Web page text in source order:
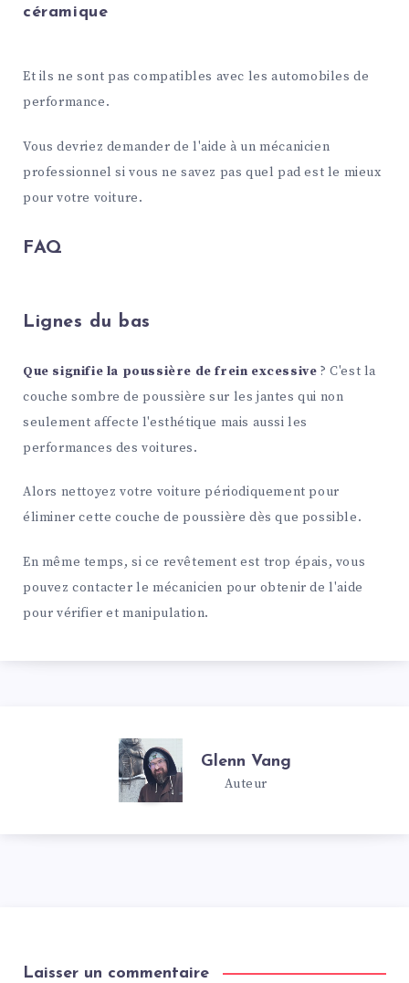
céramique
Et ils ne sont pas compatibles avec les automobiles de
performance.
Vous devriez demander de l'aide à un mécanicien
professionnel si vous ne savez pas quel pad est le mieux
pour votre voiture.
FAQ
Lignes du bas
Que signifie la poussière de frein excessive ? C'est la
couche sombre de poussière sur les jantes qui non
seulement affecte l'esthétique mais aussi les
performances des voitures.
Alors nettoyez votre voiture périodiquement pour
éliminer cette couche de poussière dès que possible.
En même temps, si ce revêtement est trop épais, vous
pouvez contacter le mécanicien pour obtenir de l'aide
pour vérifier et manipulation.
Glenn Vang
Auteur
Laisser un commentaire